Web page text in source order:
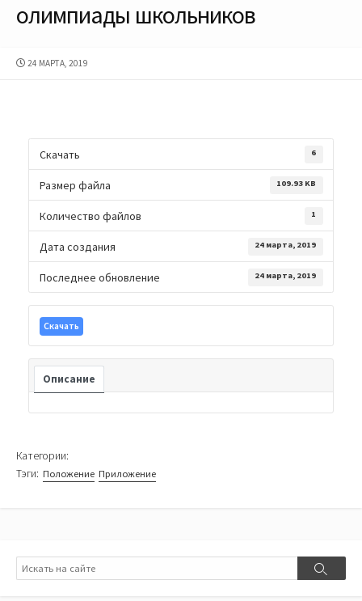
олимпиады школьников
ДАТА
24 МАРТА, 2019
Скачать 6
Размер файла 109.93 KB
Количество файлов 1
Дата создания 24 марта, 2019
Последнее обновление 24 марта, 2019
Скачать
Описание
Категории:
Тэги: Положение Приложение
Поиск
Поиск